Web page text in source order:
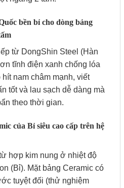
bền bỉ cho dòng bảng
từ DongShin Steel (Hàn
tĩnh điện xanh chống lóa
nam châm mạnh, viết
tốt và lau sạch dễ dàng mà
theo thời gian.
của Bỉ siêu cao cấp trên hệ
hợp kim nung ở nhiệt độ
(Bỉ). Mặt bảng Ceramic có
tuyệt đối (thử nghiệm